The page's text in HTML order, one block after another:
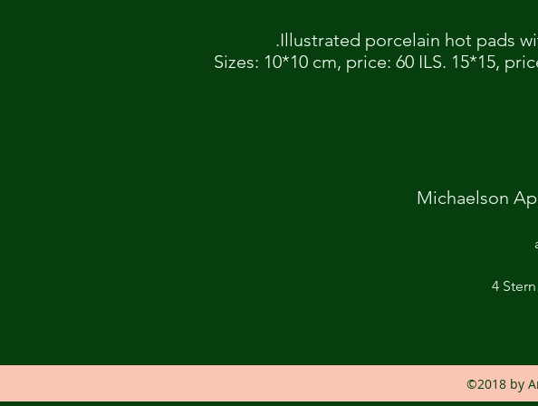
Illustrated porcelain hot pads
Sizes: 10*10 cm, price: 60 ILS. 15*15,
Michaelson
4
©2018 by